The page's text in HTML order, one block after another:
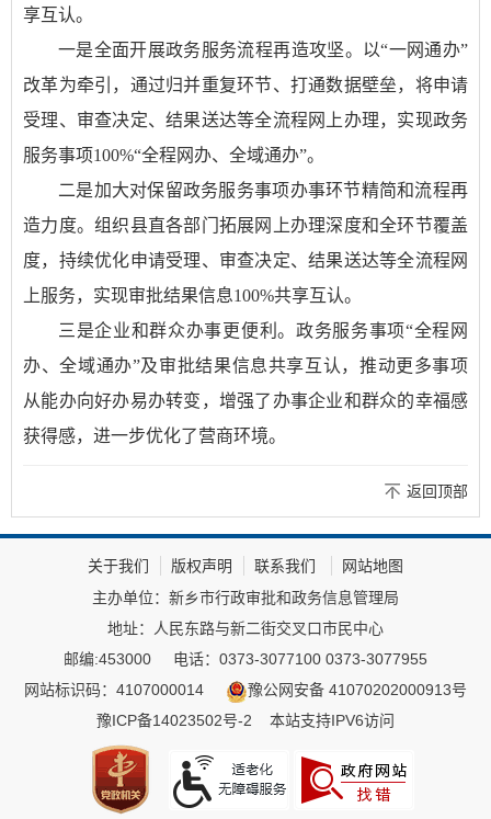
享互认。
一是全面开展政务服务流程再造攻坚。以“一网通办”
改革为牵引，通过归并重复环节、打通数据壁垒，将申请
受理、审查决定、结果送达等全流程网上办理，实现政务
服务事项100%“全程网办、全域通办”。
二是加大对保留政务服务事项办事环节精简和流程再
造力度。组织县直各部门拓展网上办理深度和全环节覆盖
度，持续优化申请受理、审查决定、结果送达等全流程网
上服务，实现审批结果信息100%共享互认。
三是企业和群众办事更便利。政务服务事项“全程网
办、全域通办”及审批结果信息共享互认，推动更多事项
从能办向好办易办转变，增强了办事企业和群众的幸福感
获得感，进一步优化了营商环境。
返回顶部
关于我们 版权声明 联系我们
网站地图
主办单位：新乡市行政审批和政务信息管理局
地址：人民东路与新二街交叉口市民中心
邮编:453000
电话：0373-3077100 0373-3077955
网站标识码：4107000014
豫公网安备 41070202000913号
豫ICP备14023502号-2
本站支持IPV6访问